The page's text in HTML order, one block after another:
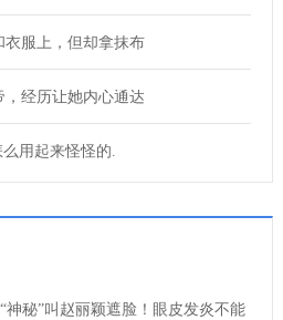
衣服上，但却拿抹布
经历让她内心通达
用起来怪怪的.
神秘”叫赵丽颖遮脸！眼皮发炎不能